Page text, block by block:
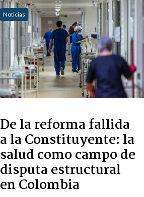
Noticias
De la reforma fallida
a la Constituyente: la
salud como campo de
disputa estructural
en Colombia